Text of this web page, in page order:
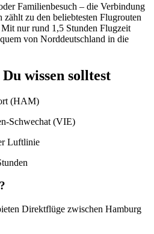
Familienbesuch – die Verbindung
zu den beliebtesten Flugrouten
nur rund 1,5 Stunden Flugzeit
von Norddeutschland in die
wissen solltest
(HAM)
Schwechat (VIE)
Luftlinie
Direktflüge zwischen Hamburg